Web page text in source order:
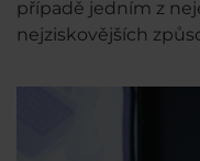
případě jedním z
nejziskovějších